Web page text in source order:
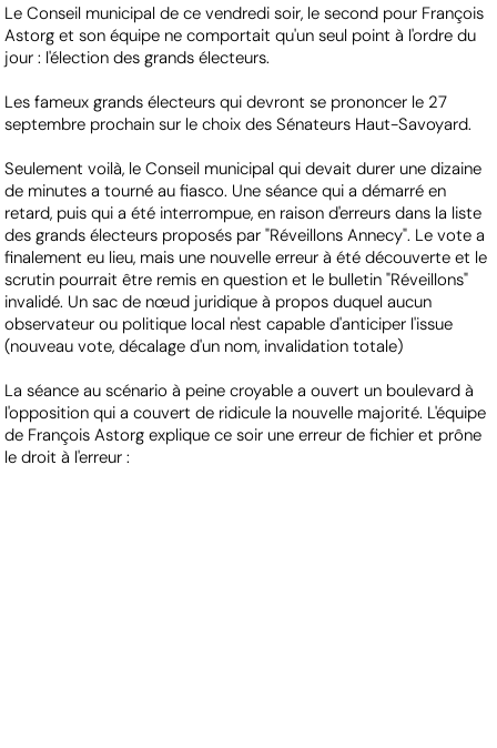
Le Conseil municipal de ce vendredi soir, le second pour François
Astorg et son équipe ne comportait qu'un seul point à l'ordre du
jour : l'élection des grands électeurs.
Les fameux grands électeurs qui devront se prononcer le 27
septembre prochain sur le choix des Sénateurs Haut-Savoyard.
Seulement voilà, le Conseil municipal qui devait durer une dizaine
de minutes a tourné au fiasco. Une séance qui a démarré en
retard, puis qui a été interrompue, en raison d'erreurs dans la liste
des grands électeurs proposés par "Réveillons Annecy". Le vote a
finalement eu lieu, mais une nouvelle erreur à été découverte et le
scrutin pourrait être remis en question et le bulletin "Réveillons"
invalidé. Un sac de nœud juridique à propos duquel aucun
observateur ou politique local n'est capable d'anticiper l'issue
(nouveau vote, décalage d'un nom, invalidation totale)
La séance au scénario à peine croyable a ouvert un boulevard à
l'opposition qui a couvert de ridicule la nouvelle majorité. L'équipe
de François Astorg explique ce soir une erreur de fichier et prône
le droit à l'erreur :